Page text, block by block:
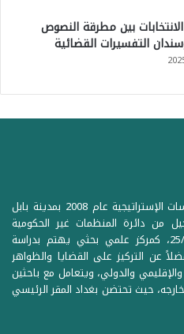
بين مطرقة النصوص
التفسيرات القضائية
تأسس مركز حمورابي للبحوث والدراسات الإستراتيجية عام 2008 بمدينة بابل
من دائرة المنظمات غير الحكومية
المرقمة ((1Z71874 بتاريخ 25/12/2012، كمركز علمي بحثي يهتم بدراسة
عن التركيز على القضايا والظواهر
والدولي، ويتعامل مع باحثين
حيث تحتضن بغداد المقر الرئيسي